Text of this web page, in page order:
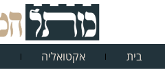
בית אקטואליה